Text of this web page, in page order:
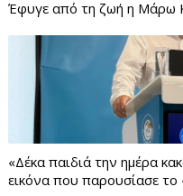
Έφυγε από τη ζωή η Μάρω
«Δέκα παιδιά την ημέρα
εικόνα που παρουσίασε